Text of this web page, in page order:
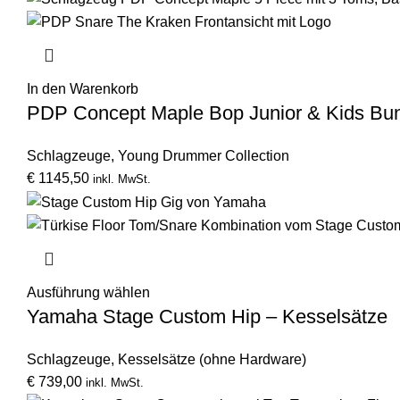
In den Warenkorb
PDP Concept Maple Bop Junior & Kids
Schlagzeuge, Young Drummer Collection
€ 1145,50 inkl. MwSt.
Ausführung wählen
Yamaha Stage Custom Hip – Kesselsätze
Schlagzeuge, Kesselsätze (ohne Hardware)
€ 739,00 inkl. MwSt.